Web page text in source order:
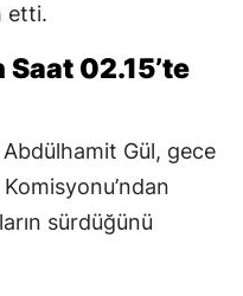
etti.
02.15’te
Gül, gece
sürdüğünü